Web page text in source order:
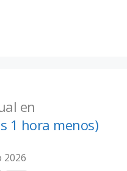
en
1 hora menos)